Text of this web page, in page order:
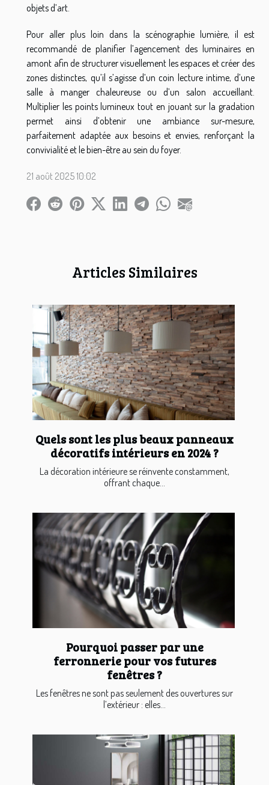
Articles Similaires
Quels sont les plus beaux panneaux
décoratifs intérieurs en 2024 ?
La décoration intérieure se réinvente constamment,
offrant chaque...
Pourquoi passer par une
ferronnerie pour vos futures
fenêtres ?
Les fenêtres ne sont pas seulement des ouvertures sur
l’extérieur : elles...
objets d’art.
Pour aller plus loin dans la scénographie lumière, il est
recommandé de planifier l’agencement des luminaires en
amont afin de structurer visuellement les espaces et créer des
zones distinctes, qu’il s’agisse d’un coin lecture intime, d’une
salle à manger chaleureuse ou d’un salon accueillant.
Multiplier les points lumineux tout en jouant sur la gradation
permet ainsi d’obtenir une ambiance sur-mesure,
parfaitement adaptée aux besoins et envies, renforçant la
convivialité et le bien-être au sein du foyer.
21 août 2025 10:02